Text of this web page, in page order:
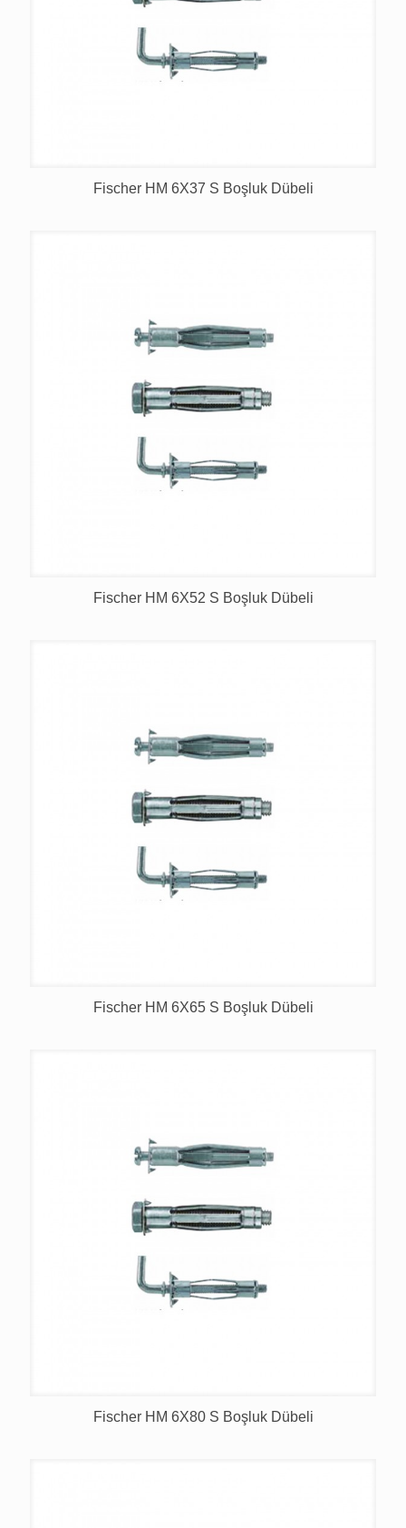
Fischer HM 6X37 S Boşluk Dübeli
Fischer HM 6X52 S Boşluk Dübeli
Fischer HM 6X65 S Boşluk Dübeli
Fischer HM 6X80 S Boşluk Dübeli